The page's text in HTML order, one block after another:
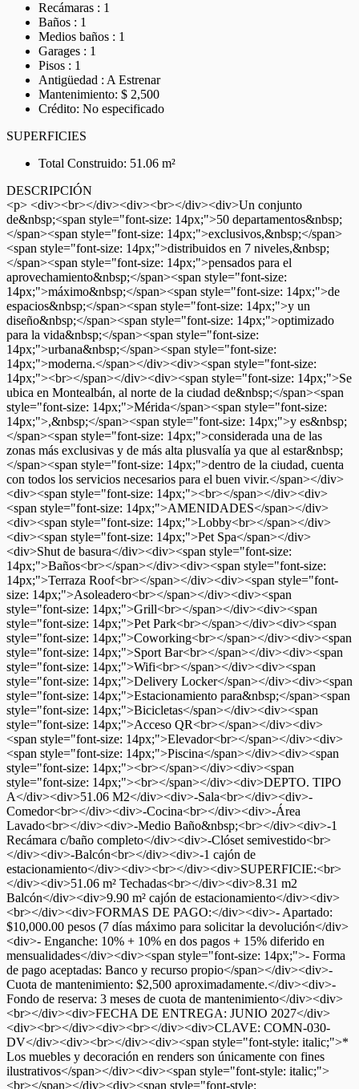
Recámaras : 1
Baños : 1
Medios baños : 1
Garages : 1
Pisos : 1
Antigüedad : A Estrenar
Mantenimiento: $ 2,500
Crédito: No especificado
SUPERFICIES
Total Construido: 51.06 m²
DESCRIPCIÓN
<p> <div><br></div><div><br></div><div>Un conjunto
de&nbsp;<span style="font-size: 14px;">50 departamentos&nbsp;
</span><span style="font-size: 14px;">exclusivos,&nbsp;</span>
<span style="font-size: 14px;">distribuidos en 7 niveles,&nbsp;
</span><span style="font-size: 14px;">pensados para el
aprovechamiento&nbsp;</span><span style="font-size:
14px;">máximo&nbsp;</span><span style="font-size: 14px;">de
espacios&nbsp;</span><span style="font-size: 14px;">y un
diseño&nbsp;</span><span style="font-size: 14px;">optimizado
para la vida&nbsp;</span><span style="font-size:
14px;">urbana&nbsp;</span><span style="font-size:
14px;">moderna.</span></div><div><span style="font-size:
14px;"><br></span></div><div><span style="font-size: 14px;">Se
ubica en Montealbán, al norte de la ciudad de&nbsp;</span><span
style="font-size: 14px;">Mérida</span><span style="font-size:
14px;">,&nbsp;</span><span style="font-size: 14px;">y es&nbsp;
</span><span style="font-size: 14px;">considerada una de las
zonas más exclusivas y de más alta plusvalía ya que al estar&nbsp;
</span><span style="font-size: 14px;">dentro de la ciudad, cuenta
con todos los servicios necesarios para el buen vivir.</span></div>
<div><span style="font-size: 14px;"><br></span></div><div>
<span style="font-size: 14px;">AMENIDADES</span></div>
<div><span style="font-size: 14px;">Lobby<br></span></div>
<div><span style="font-size: 14px;">Pet Spa</span></div>
<div>Shut de basura</div><div><span style="font-size:
14px;">Baños<br></span></div><div><span style="font-size:
14px;">Terraza Roof<br></span></div><div><span style="font-
size: 14px;">Asoleadero<br></span></div><div><span
style="font-size: 14px;">Grill<br></span></div><div><span
style="font-size: 14px;">Pet Park<br></span></div><div><span
style="font-size: 14px;">Coworking<br></span></div><div><span
style="font-size: 14px;">Sport Bar<br></span></div><div><span
style="font-size: 14px;">Wifi<br></span></div><div><span
style="font-size: 14px;">Delivery Locker</span></div><div><span
style="font-size: 14px;">Estacionamiento para&nbsp;</span><span
style="font-size: 14px;">Bicicletas</span></div><div><span
style="font-size: 14px;">Acceso QR<br></span></div><div>
<span style="font-size: 14px;">Elevador<br></span></div><div>
<span style="font-size: 14px;">Piscina</span></div><div><span
style="font-size: 14px;"><br></span></div><div><span
style="font-size: 14px;"><br></span></div><div>DEPTO. TIPO
A</div><div>51.06 M2</div><div>-Sala<br></div><div>-
Comedor<br></div><div>-Cocina<br></div><div>-Área
Lavado<br></div><div>-Medio Baño&nbsp;<br></div><div>-1
Recámara c/baño completo</div><div>-Clóset semivestido<br>
</div><div>-Balcón<br></div><div>-1 cajón de
estacionamiento</div><div><br></div><div>SUPERFICIE:<br>
</div><div>51.06 m² Techadas<br></div><div>8.31 m2
Balcón</div><div>9.90 m² cajón de estacionamiento</div><div>
<br></div><div>FORMAS DE PAGO:</div><div>- Apartado:
$10,000.00 pesos (7 días máximo para solicitar la devolución</div>
<div>- Enganche: 10% + 10% en dos pagos + 15% diferido en
mensualidades</div><div><span style="font-size: 14px;">- Forma
de pago aceptadas: Banco y recurso propio</span></div><div>-
Cuota de mantenimiento: $2,500 aproximadamente.</div><div>-
Fondo de reserva: 3 meses de cuota de mantenimiento</div><div>
<br></div><div>FECHA DE ENTREGA: JUNIO 2027</div>
<div><br></div><div><br></div><div>CLAVE: COMN-030-
DV</div><div><br></div><div><span style="font-style: italic;">*
Los muebles y decoración en renders son únicamente con fines
ilustrativos</span></div><div><span style="font-style: italic;">
<br></span></div><div><span style="font-style: